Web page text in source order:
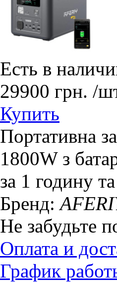
Есть в
29900 грн. /
Купить
Портативна
1800W з
за 1 годину
Бренд:
Не забудьте
Оплата и
График